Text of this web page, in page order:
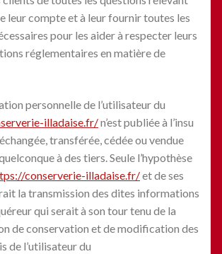
leur compte et à leur fournir toutes les
pour les aider à respecter leurs
réglementaires en matière de
personnelle de l’utilisateur du
illadaise.fr/n’est publiée à l’insu
transférée, cédée ou vendue
à des tiers. Seule l’hypothèse
conserverie-illadaise.fr/et de ses
la transmission des dites informations
qui serait à son tour tenu de la
de conservation et de modification des
de l’utilisateur du